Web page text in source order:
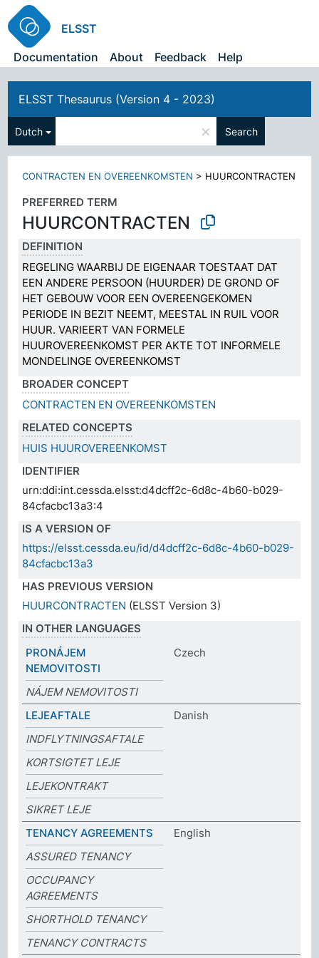
ELSST
Documentation
About Feedback Help
ELSST Thesaurus (Version 4 - 2023)
Dutch × Search
CONTRACTEN EN OVEREENKOMSTEN > HUURCONTRACTEN
PREFERRED TERM
HUURCONTRACTEN
DEFINITION
REGELING WAARBIJ DE EIGENAAR TOESTAAT DAT
EEN ANDERE PERSOON (HUURDER) DE GROND OF
HET GEBOUW VOOR EEN OVEREENGEKOMEN
PERIODE IN BEZIT NEEMT, MEESTAL IN RUIL VOOR
HUUR. VARIEERT VAN FORMELE
HUUROVEREENKOMST PER AKTE TOT INFORMELE
MONDELINGE OVEREENKOMST
BROADER CONCEPT
CONTRACTEN EN OVEREENKOMSTEN
RELATED CONCEPTS
HUIS HUUROVEREENKOMST
IDENTIFIER
urn:ddi:int.cessda.elsst:d4dcff2c-6d8c-4b60-b029-
84cfacbc13a3:4
IS A VERSION OF
https://elsst.cessda.eu/id/d4dcff2c-6d8c-4b60-b029-
84cfacbc13a3
HAS PREVIOUS VERSION
HUURCONTRACTEN (ELSST Version 3)
IN OTHER LANGUAGES
PRONÁJEM
NEMOVITOSTI
Czech
NÁJEM NEMOVITOSTI
LEJEAFTALE
Danish
INDFLYTNINGSAFTALE
KORTSIGTET LEJE
LEJEKONTRAKT
SIKRET LEJE
TENANCY AGREEMENTS
English
ASSURED TENANCY
OCCUPANCY
AGREEMENTS
SHORTHOLD TENANCY
TENANCY CONTRACTS